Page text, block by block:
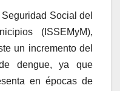
Social del
(ISSEMyM),
un incremento del
dengue, ya que
en épocas de